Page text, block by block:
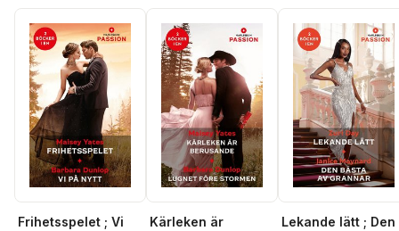
Frihetsspelet ; Vi
Kärleken är
Lekande lätt ; Den